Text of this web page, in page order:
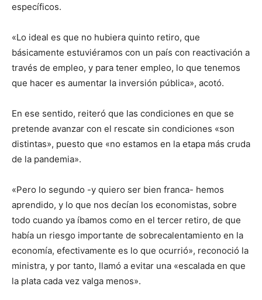
específicos.
«Lo ideal es que no hubiera quinto retiro, que
básicamente estuviéramos con un país con reactivación a
través de empleo, y para tener empleo, lo que tenemos
que hacer es aumentar la inversión pública», acotó.
En ese sentido, reiteró que las condiciones en que se
pretende avanzar con el rescate sin condiciones «son
distintas», puesto que «no estamos en la etapa más cruda
de la pandemia».
«Pero lo segundo -y quiero ser bien franca- hemos
aprendido, y lo que nos decían los economistas, sobre
todo cuando ya íbamos como en el tercer retiro, de que
había un riesgo importante de sobrecalentamiento en la
economía, efectivamente es lo que ocurrió», reconoció la
ministra, y por tanto, llamó a evitar una «escalada en que
la plata cada vez valga menos».